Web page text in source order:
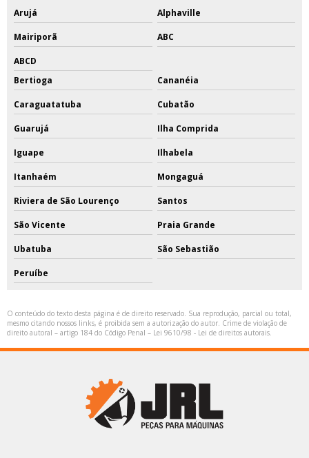
Arujá Alphaville
Mairiporã ABC
ABCD
Bertioga
Cananéia
Caraguatatuba Cubatão
Guarujá Ilha Comprida
Iguape Ilhabela
Itanhaém Mongaguá
Riviera de São Lourenço Santos
São Vicente Praia Grande
Ubatuba São Sebastião
Peruíbe
O conteúdo do texto desta página é de direito reservado. Sua reprodução, parcial ou total,
mesmo citando nossos links, é proibida sem a autorização do autor. Crime de violação de
direito autoral – artigo 184 do Código Penal – Lei 9610/98 - Lei de direitos autorais.